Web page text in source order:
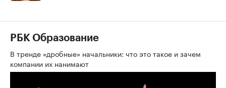
РБК Образование
В тренде «дробные» начальники: что это такое и зачем
компании их нанимают